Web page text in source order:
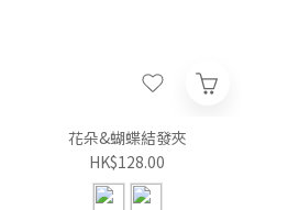
花朵&蝴蝶結發夾
HK$128.00